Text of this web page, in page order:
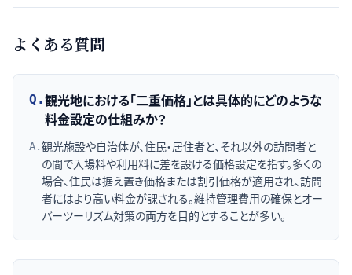
よくある質問
Q.観光地における「二重価格」とは具体的にどのような
料金設定の仕組みか？
A.観光施設や自治体が、住民・居住者と、それ以外の訪問者と
の間で入場料や利用料に差を設ける価格設定を指す。多くの
場合、住民は据え置き価格または割引価格が適用され、訪問
者にはより高い料金が課される。維持管理費用の確保とオー
バーツーリズム対策の両方を目的とすることが多い。